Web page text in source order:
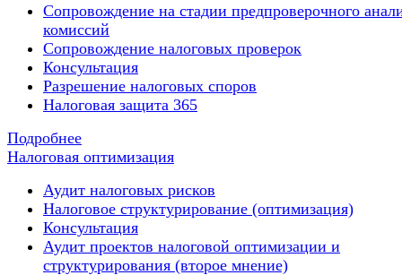
Сопровождение на стадии предпроверочного
комиссий
Сопровождение налоговых проверок
Консультация
Разрешение налоговых споров
Налоговая защита 365
Подробнее
Налоговая оптимизация
Аудит налоговых рисков
Налоговое структурирование (оптимизация)
Консультация
Аудит проектов налоговой оптимизации и
структурирования (второе мнение)